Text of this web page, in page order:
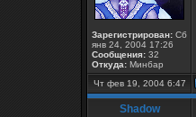
Зарегистрирован: Сб
янв 24, 2004 17:26
Сообщения: 32
Откуда: Минбар
Чт фев 19, 2004 6:47
Shadow